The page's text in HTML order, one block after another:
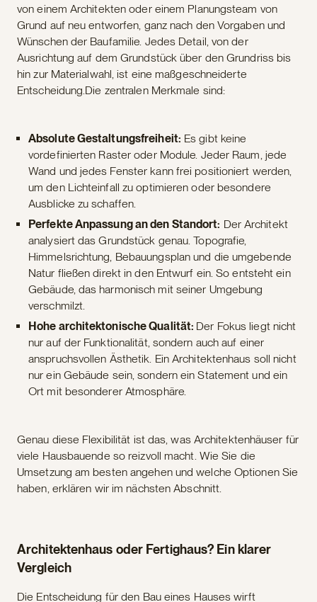
von einem Architekten oder einem Planungsteam von
Grund auf neu entworfen, ganz nach den Vorgaben und
Wünschen der Baufamilie. Jedes Detail, von der
Ausrichtung auf dem Grundstück über den Grundriss bis
hin zur Materialwahl, ist eine maßgeschneiderte
Entscheidung.Die zentralen Merkmale sind:
Absolute Gestaltungsfreiheit: Es gibt keine
vordefinierten Raster oder Module. Jeder Raum, jede
Wand und jedes Fenster kann frei positioniert werden,
um den Lichteinfall zu optimieren oder besondere
Ausblicke zu schaffen.
Perfekte Anpassung an den Standort: Der Architekt
analysiert das Grundstück genau. Topografie,
Himmelsrichtung, Bebauungsplan und die umgebende
Natur fließen direkt in den Entwurf ein. So entsteht ein
Gebäude, das harmonisch mit seiner Umgebung
verschmilzt.
Hohe architektonische Qualität: Der Fokus liegt nicht
nur auf der Funktionalität, sondern auch auf einer
anspruchsvollen Ästhetik. Ein Architektenhaus soll nicht
nur ein Gebäude sein, sondern ein Statement und ein
Ort mit besonderer Atmosphäre.
Genau diese Flexibilität ist das, was Architektenhäuser für
viele Hausbauende so reizvoll macht. Wie Sie die
Umsetzung am besten angehen und welche Optionen Sie
haben, erklären wir im nächsten Abschnitt.
Architektenhaus oder Fertighaus? Ein klarer
Vergleich
Die Entscheidung für den Bau eines Hauses wirft